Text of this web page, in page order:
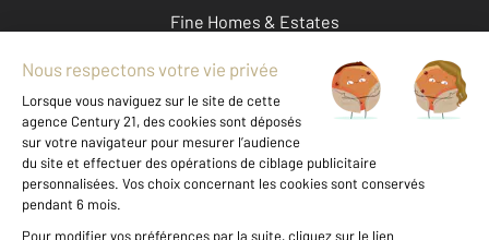
Fine Homes & Estates
À propos
International
Nous contacter